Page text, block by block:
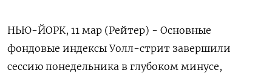
НЬЮ-ЙОРК, 11 мар (Рейтер) - Основные
фондовые индексы Уолл-стрит завершили
сессию понедельника в глубоком минусе,